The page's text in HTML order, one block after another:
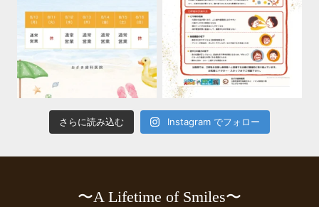
さらに読み込む Instagram でフォロー
〜A Lifetime of Smiles〜